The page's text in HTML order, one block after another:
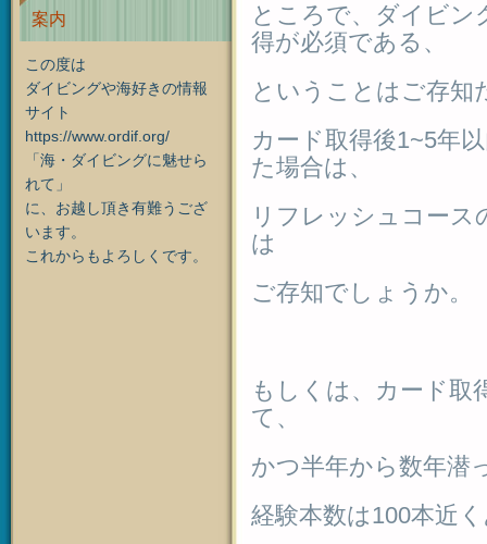
ところで、ダイビン
得が必須である、
ということはご存知
カード取得後1~5年
た場合は、
リフレッシュコース
は
ご存知でしょうか。
もしくは、カード取
て、
かつ半年から数年潜
経験本数は100本近
案内
この度は
ダイビングや海好きの情報
サイト
https://www.ordif.org/
「海・ダイビングに魅せら
れて」
に、お越し頂き有難うござ
います。
これからもよろしくです。